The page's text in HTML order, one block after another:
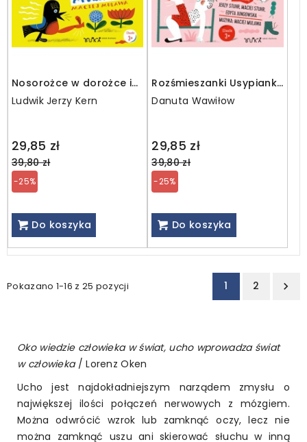
Nosorożce w dorożce i
inne wiersze / MP3
Ludwik Jerzy Kern
29,85 zł
Regular
price
39,80 zł
-25%
Do koszyka
Rozśmieszanki Usypianki
/ MP3
Danuta Wawiłow
29,85 zł
Regular
price
39,80 zł
-25%
Do koszyka
Pokazano 1-16 z 25 pozycji 1 2 
Oko wiedzie człowieka w świat, ucho wprowadza świat
w człowieka/ Lorenz Oken
Ucho jest najdokładniejszym narządem zmysłu o
największej ilości połączeń nerwowych z mózgiem.
Można odwrócić wzrok lub zamknąć oczy, lecz nie
można zamknąć uszu ani skierować słuchu w inną